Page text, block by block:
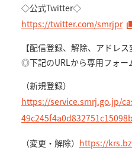
◇公式Twitter◇
https://twitter.com/smrjpr
【配信登録、解除、アドレス
◎下記のURLから専用フォー
（新規登録）
https://service.smrj.go.jp/
49c245f4a0d832751c15098b
（変更・解除） https://